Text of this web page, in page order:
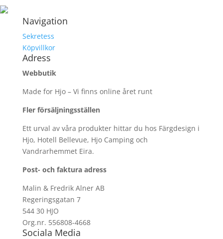
Navigation
Sekretess
Köpvillkor
Adress
Webbutik
Made for Hjo – Vi finns online året runt
Fler försäljningsställen
Ett urval av våra produkter hittar du hos Färgdesign i
Hjo, Hotell Bellevue, Hjo Camping och
Vandrarhemmet Eira.
Post- och faktura adress
Malin & Fredrik Alner AB
Regeringsgatan 7
544 30 HJO
Org.nr. 556808-4668
Sociala Media